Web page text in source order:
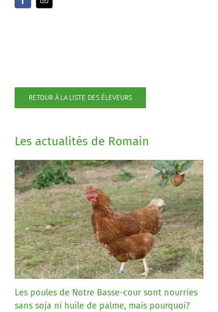
RETOUR À LA LISTE DES ÉLEVEURS
Les actualités de Romain
Les poules de Notre Basse-cour sont nourries
sans soja ni huile de palme, mais pourquoi?